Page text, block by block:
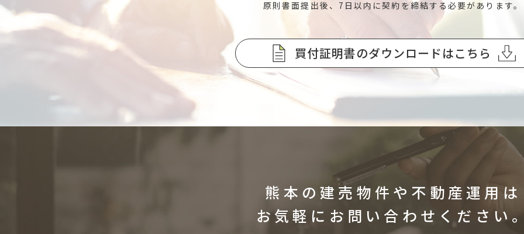
原則書面提出後、7日以内に契約を締結する必要があります。
買付証明書のダウンロードはこちら
熊本の建売物件や不動産運用は
お気軽にお問い合わせください